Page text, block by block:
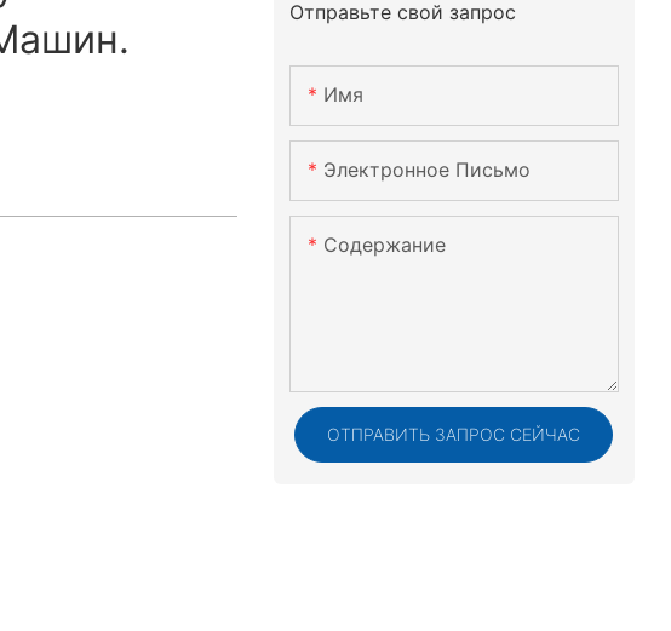
Отправьте свой запрос
Имя
Электронное Письмо
Содержание
ОТПРАВИТЬ ЗАПРОС СЕЙЧАС